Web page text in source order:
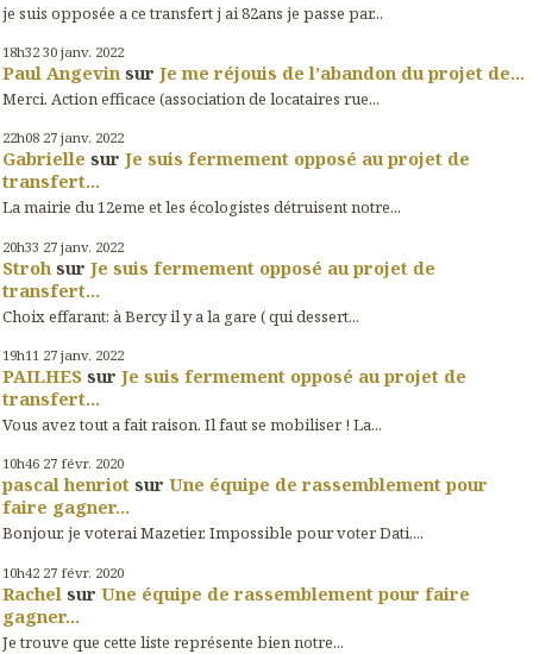
je suis opposée a ce transfert j ai 82ans je passe par...
18h32 30 janv. 2022
Paul Angevin sur Je me réjouis de l’abandon du projet de...
Merci. Action efficace (association de locataires rue...
22h08 27 janv. 2022
Gabrielle sur Je suis fermement opposé au projet de
transfert...
La mairie du 12eme et les écologistes détruisent notre...
20h33 27 janv. 2022
Stroh sur Je suis fermement opposé au projet de
transfert...
Choix effarant: à Bercy il y a la gare ( qui dessert...
19h11 27 janv. 2022
PAILHES sur Je suis fermement opposé au projet de
transfert...
Vous avez tout a fait raison. Il faut se mobiliser ! La...
10h46 27 févr. 2020
pascal henriot sur Une équipe de rassemblement pour
faire gagner...
Bonjour, je voterai Mazetier. Impossible pour voter Dati,...
10h42 27 févr. 2020
Rachel sur Une équipe de rassemblement pour faire
gagner...
Je trouve que cette liste représente bien notre...